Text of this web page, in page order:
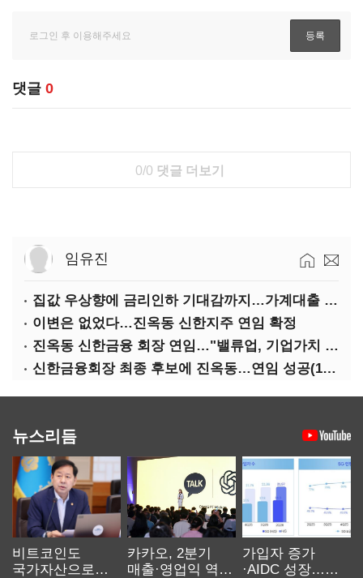
댓글 0
0/0 댓글 더보기
임유진
집값 우상향에 금리인하 기대감까지…가계대출 뇌관
이변은 없었다…진옥동 신한지주 연임 확정
진옥동 신한금융 회장 연임…"밸류업, 기업가치 키워"(상보)
신한금융회장 최종 후보에 진옥동…연임 성공(1보)
뉴스리듬
비트코인도
국가자산으로…'
카카오, 2분기
매출·영업익 역대
가입자 증가
·AIDC 성장…